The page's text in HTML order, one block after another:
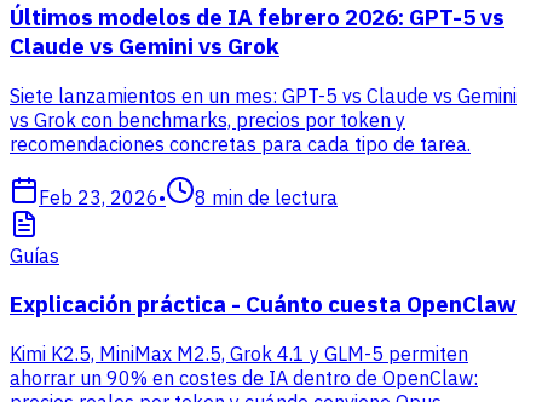
Últimos modelos de IA febrero 2026: GPT-5 vs
Claude vs Gemini vs Grok
Siete lanzamientos en un mes: GPT-5 vs Claude vs Gemini
vs Grok con benchmarks, precios por token y
recomendaciones concretas para cada tipo de tarea.
Feb 23, 2026• 8 min de lectura
Guías
Explicación práctica - Cuánto cuesta OpenClaw
Kimi K2.5, MiniMax M2.5, Grok 4.1 y GLM-5 permiten
ahorrar un 90% en costes de IA dentro de OpenClaw: